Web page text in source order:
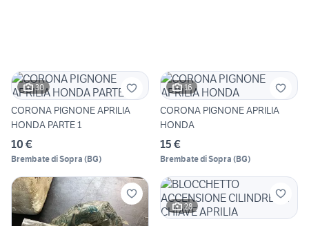
30
CORONA PIGNONE APRILIA
HONDA PARTE 1
10 €
Brembate di Sopra (BG)
16
CORONA PIGNONE APRILIA
HONDA
15 €
Brembate di Sopra (BG)
28